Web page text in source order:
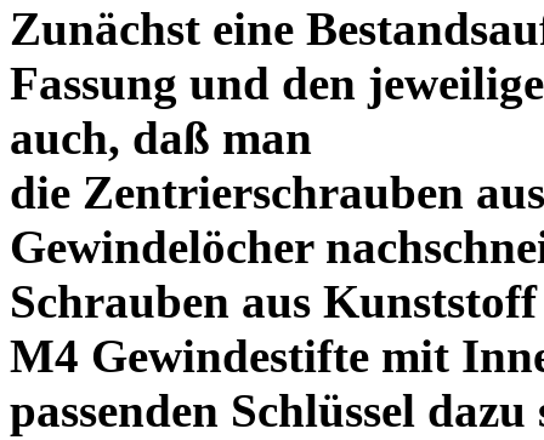
Zunächst eine
Fassung und den
auch, daß man
die Zentrierschrauben
Gewindelöcher
Schrauben aus
M4 Gewindestifte mit
passenden Schlüssel